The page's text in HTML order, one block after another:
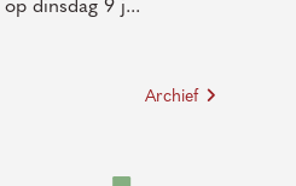
dinsdag 9 j...
Archief